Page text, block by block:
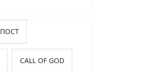
ПОСТ
CALL OF GOD